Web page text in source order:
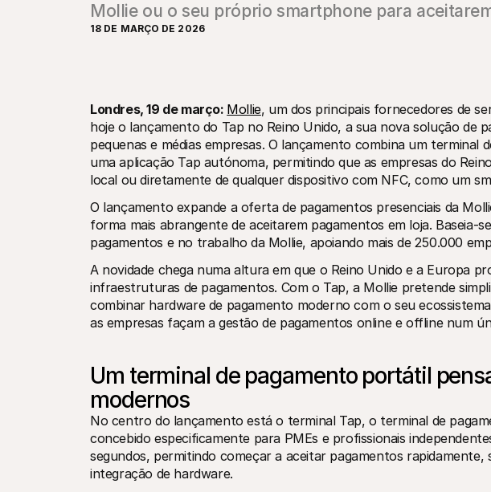
Mollie ou o seu próprio smartphone para
18 DE MARÇO DE 2026
Londres, 19 de março: Mollie, um dos principais fornecedores de
hoje o lançamento do Tap no Reino Unido, a sua nova solução de
pequenas e médias empresas. O lançamento combina um
uma aplicação Tap autónoma, permitindo que as empresas do
local ou diretamente de qualquer dispositivo com NFC, como um
O lançamento expande a oferta de pagamentos presenciais da
forma mais abrangente de aceitarem pagamentos em loja. Baseia-
pagamentos e no trabalho da Mollie, apoiando mais de 250.000
A novidade chega numa altura em que o Reino Unido e a Europa
infraestruturas de pagamentos. Com o Tap, a Mollie pretende
combinar hardware de pagamento moderno com o seu
as empresas façam a gestão de pagamentos online e offline num
Um terminal de pagamento portátil
modernos
No centro do lançamento está o terminal Tap, o terminal de
concebido especificamente para PMEs e profissionais
segundos, permitindo começar a aceitar pagamentos rapidamente,
integração de hardware.